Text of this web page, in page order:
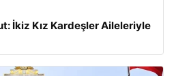
İkiz Kız Kardeşler Aileleriyle